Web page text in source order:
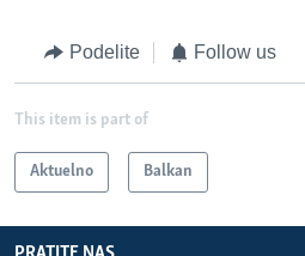
Podelite Follow us
This item is part of
Aktuelno Balkan